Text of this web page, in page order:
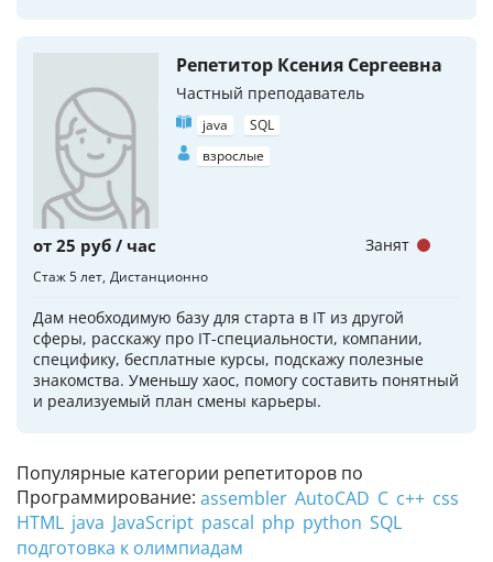
Популярные категории репетиторов по
Программирование: assembler AutoCAD C c++ css
HTML java JavaScript pascal php python SQL
подготовка к олимпиадам
Репетитор Ксения Сергеевна
Частный преподаватель
java
SQL
взрослые
от 25 руб / час
Стаж 5 лет Дистанционно
Дам необходимую базу для старта в IT из другой
сферы, расскажу про IT-специальности, компании,
специфику, бесплатные курсы, подскажу полезные
знакомства. Уменьшу хаос, помогу составить понятный
и реализуемый план смены карьеры.
Занят